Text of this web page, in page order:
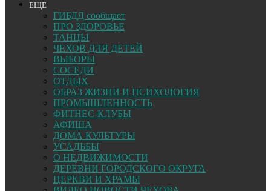
ЕЩЕ
ГИБДД сообщает
ПРО ЗДОРОВЬЕ
ТАНЦЫ
ЧЕХОВ ДЛЯ ДЕТЕЙ
ВЫБОРЫ
СОСЕДИ
ОТДЫХ
ОБРАЗ ЖИЗНИ И ПСИХОЛОГИЯ
ПРОМЫШЛЕННОСТЬ
ФИТНЕС-КЛУБЫ
АФИША
ДОМА КУЛЬТУРЫ
УСАДЬБЫ
О НЕДВИЖИМОСТИ
ДЕРЕВНИ ГОРОДСКОГО ОКРУГА
ЦЕРКВИ И ХРАМЫ